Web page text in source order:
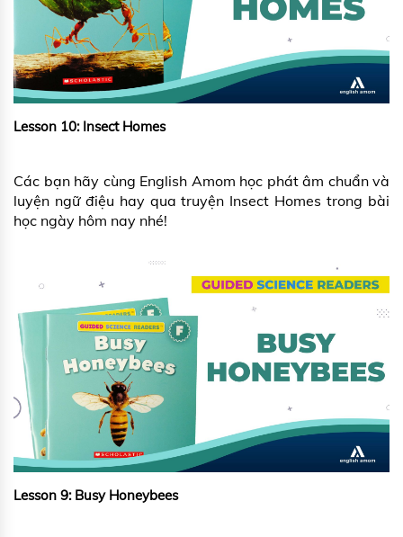
Lesson 10: Insect Homes
Các bạn hãy cùng English Amom học phát âm chuẩn và
luyện ngữ điệu hay qua truyện Insect Homes trong bài
học ngày hôm nay nhé!
Lesson 9: Busy Honeybees